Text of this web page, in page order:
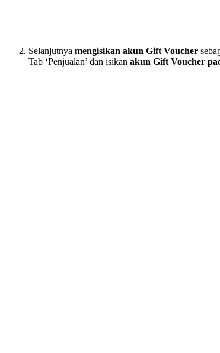
Selanjutnya mengisikan akun Gift Voucher
Tab ‘Penjualan’ dan isikan akun Gift Voucher